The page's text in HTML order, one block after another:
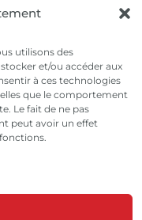
utilisons des
et/ou accéder aux
à ces technologies
que le comportement
Le fait de ne pas
peut avoir un effet
Haut-Brion |